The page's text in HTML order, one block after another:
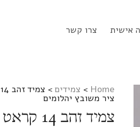
אישית צרו קשר
Home
> צמידים >
ציר משובץ יהלומים
צמיד זהב